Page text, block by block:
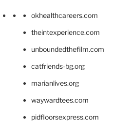
okhealthcareers.com
theintexperience.com
unboundedthefilm.com
catfriends-bg.org
marianlives.org
waywardtees.com
pidfloorsexpress.com